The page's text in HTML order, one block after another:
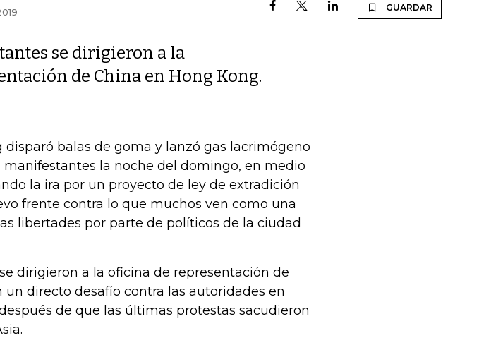
GUARDAR
se dirigieron a la
de China en Hong Kong.
disparó balas de goma y lanzó gas lacrimógeno
la noche del domingo, en medio
la ira por un proyecto de ley de extradición
frente contra lo que muchos ven como una
libertades por parte de políticos de la ciudad
dirigieron a la oficina de representación de
un directo desafío contra las autoridades en
de que las últimas protestas sacudieron